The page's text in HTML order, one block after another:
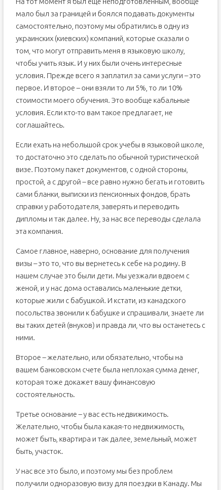
мало был за границей и боялся подавать документы
самостоятельно, поэтому мы обратились в одну из
украинских (киевских) компаний, которые сказали о
том, что могут отправить меня в языковую школу,
чтобы учить язык. И у них были очень интересные
условия. Прежде всего я заплатил за сами услуги – это
первое. И второе – они взяли то ли 5%, то ли 10%
стоимости моего обучения. Это вообще кабальные
условия. Если кто-то вам такое предлагает, не
соглашайтесь.
Если ехать на небольшой срок учебы в языковой школе,
то достаточно это сделать по обычной туристической
визе. Поэтому пакет документов, с одной стороны,
простой, а с другой – все равно нужно бегать и готовить
сами бланки, выписки из пенсионных фондов, брать
справки у работодателя, заверять и переводить
дипломы и так далее. Ну, за нас все переводы сделала
эта компания.
Самое главное, наверно, основание для получения
визы – это то, что вы вернетесь к себе на родину. В
нашем случае это были дети. Мы уезжали вдвоем с
женой, и у нас дома оставались маленькие детки,
которые жили с бабушкой. И кстати, из канадского
посольства звонили к бабушке и спрашивали, знаете ли
вы таких детей (внуков) и правда ли, что вы останетесь с
ними.
Второе – желательно, или обязательно, чтобы на
вашем банковском счете была неплохая сумма денег,
которая тоже докажет вашу финансовую
состоятельность.
Третье основание – у вас есть недвижимость.
Желательно, чтобы была какая-то недвижимость,
может быть, квартира и так далее, земельный, может
быть, участок.
У нас все это было, и поэтому мы без проблем
получили одноразовую визу для поездки в Канаду. Мы